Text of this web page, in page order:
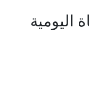
اليومية